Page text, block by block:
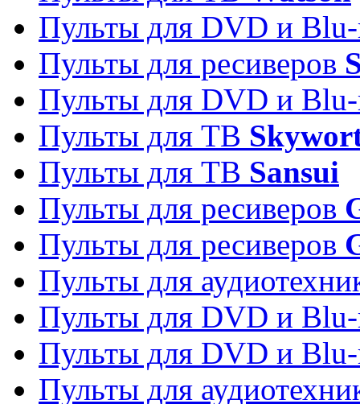
Пульты для DVD и
Пульты для ресиверов
Пульты для DVD и
Пульты для ТВ
Пульты для ТВ Sansui
Пульты для ресиверов
Пульты для ресиверов
Пульты для
Пульты для DVD и
Пульты для DVD и
Пульты для